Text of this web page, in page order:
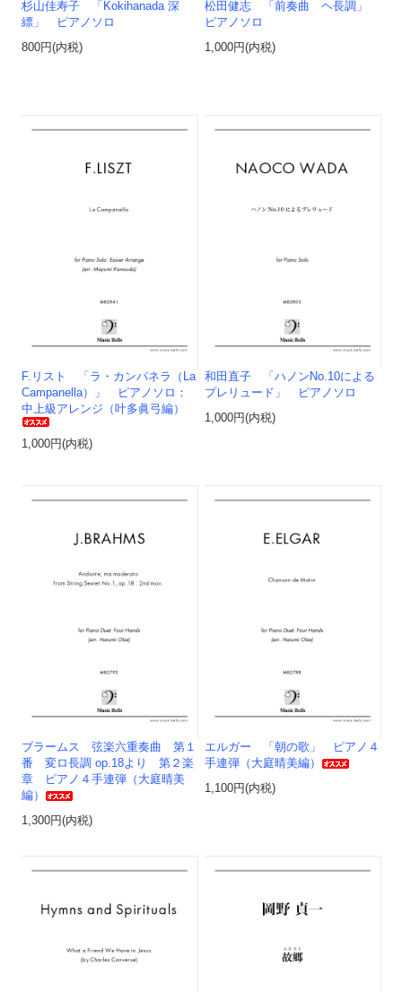
杉山佳寿子 「Kokihanada 深
縹」 ピアノソロ
800円(内税)
松田健志 「前奏曲 ヘ長調」
ピアノソロ
1,000円(内税)
F.リスト 「ラ・カンパネラ（La
Campanella）」 ピアノソロ：
中上級アレンジ（叶多眞弓編）
1,000円(内税)
和田直子 「ハノンNo.10による
プレリュード」 ピアノソロ
1,000円(内税)
ブラームス 弦楽六重奏曲 第１
番 変ロ長調 op.18より 第２楽
章 ピアノ４手連弾（大庭晴美
編）
1,300円(内税)
エルガー 「朝の歌」 ピアノ４
手連弾（大庭晴美編）
1,100円(内税)